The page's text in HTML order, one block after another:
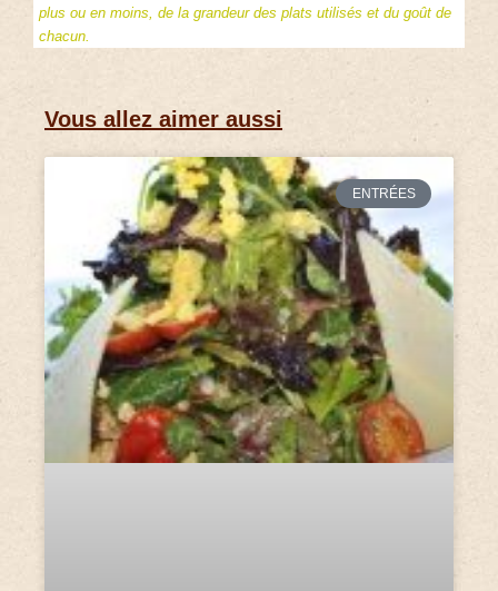
plus ou en moins, de la grandeur des plats utilisés et du goût de
chacun.
Vous allez aimer aussi
ENTRÉES